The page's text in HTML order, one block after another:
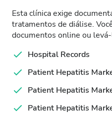
Esta clínica exige
tratamentos de diálise.
documentos online ou
Hospital Records
Patient Hepatitis
Patient Hepatitis
Patient Hepatitis